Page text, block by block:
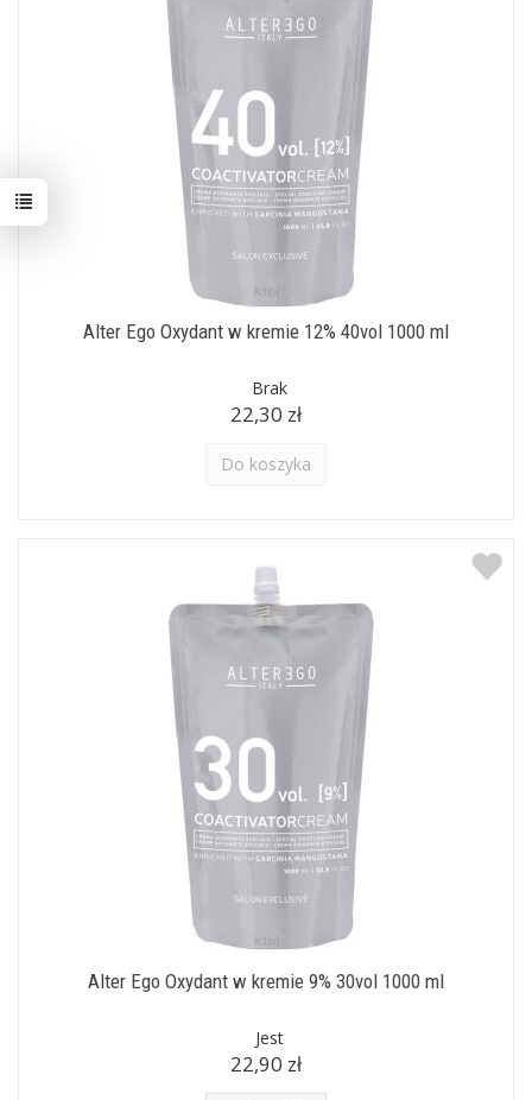
Alter Ego Oxydant w kremie 12% 40vol 1000 ml
Brak
22,30 zł
Do koszyka
Alter Ego Oxydant w kremie 9% 30vol 1000 ml
Jest
22,90 zł